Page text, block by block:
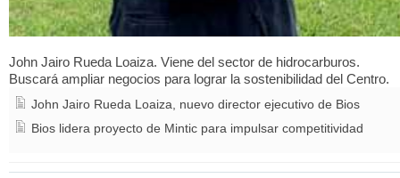
John Jairo Rueda Loaiza. Viene del sector de hidrocarburos.
Buscará ampliar negocios para lograr la sostenibilidad del Centro.
John Jairo Rueda Loaiza, nuevo director ejecutivo de Bios
Bios lidera proyecto de Mintic para impulsar competitividad